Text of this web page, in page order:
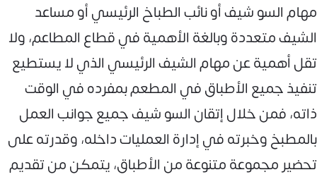
مهام السو شيف أو نائب الطباخ الرئيسي أو مساعد
الشيف متعددة وبالغة الأهمية في قطاع المطاعم، ولا
تقل أهمية عن مهام الشيف الرئيسي الذي لا يستطيع
تنفيذ جميع الأطباق في المطعم بمفرده في الوقت
ذاته، فمن خلال إتقان السو شيف جميع جوانب العمل
بالمطبخ وخبرته في إدارة العمليات داخله، وقدرته على
تحضير مجموعة متنوعة من الأطباق، يتمكن من تقديم